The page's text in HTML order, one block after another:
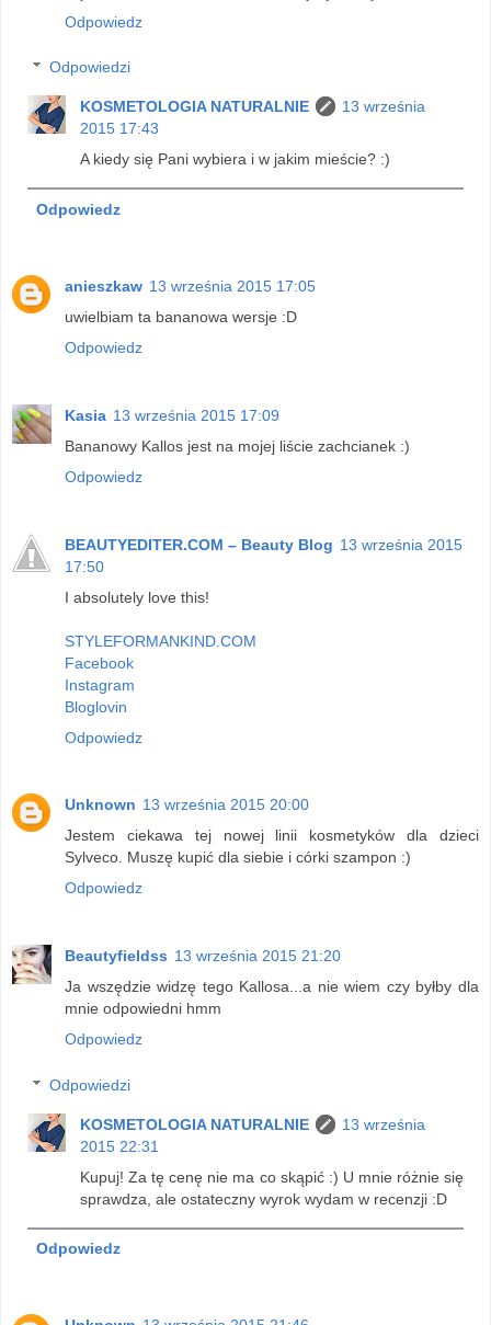
Odpowiedz
Odpowiedzi
KOSMETOLOGIA NATURALNIE
13 września
2015 17:43
A kiedy się Pani wybiera i w jakim mieście? :)
Odpowiedz
anieszkaw 13 września 2015 17:05
uwielbiam ta bananowa wersje :D
Odpowiedz
Kasia 13 września 2015 17:09
Bananowy Kallos jest na mojej liście zachcianek :)
Odpowiedz
BEAUTYEDITER.COM – Beauty Blog 13 września 2015
17:50
I absolutely love this!
STYLEFORMANKIND.COM
Facebook
Instagram
Bloglovin
Odpowiedz
Unknown 13 września 2015 20:00
Jestem ciekawa tej nowej linii kosmetyków dla dzieci
Sylveco. Muszę kupić dla siebie i córki szampon :)
Odpowiedz
Beautyfieldss 13 września 2015 21:20
Ja wszędzie widzę tego Kallosa...a nie wiem czy byłby dla
mnie odpowiedni hmm
Odpowiedz
Odpowiedzi
KOSMETOLOGIA NATURALNIE
13 września
2015 22:31
Kupuj! Za tę cenę nie ma co skąpić :) U mnie różnie się
sprawdza, ale ostateczny wyrok wydam w recenzji :D
Odpowiedz